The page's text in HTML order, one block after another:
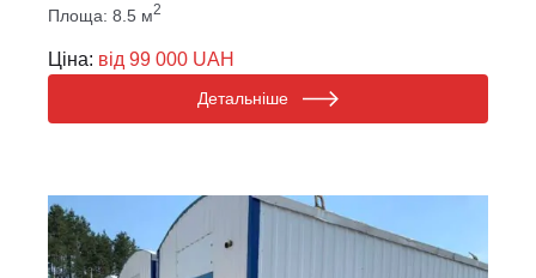
Площа: 8.5 м2
Ціна: від 99 000 UAH
Детальніше